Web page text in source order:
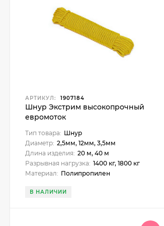
АРТИКУЛ: 1907184
Шнур Экстрим высокопрочный
евромоток
Тип товара: Шнур
Диаметр: 2,5мм, 12мм, 3,5мм
Длина изделия: 20 м, 40 м
Разрывная нагрузка: 1400 кг, 1800 кг
Материал: Полипропилен
В НАЛИЧИИ